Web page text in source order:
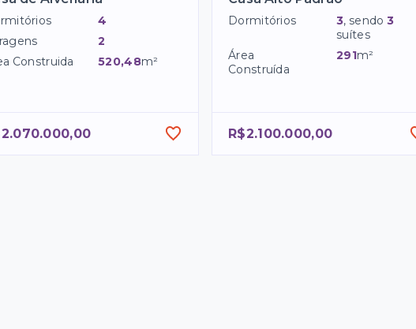
4
2
Construida
520,48m²
Dormitórios 3, sendo3
suítes
Área
Construída
291m²
R$2.100.000,00